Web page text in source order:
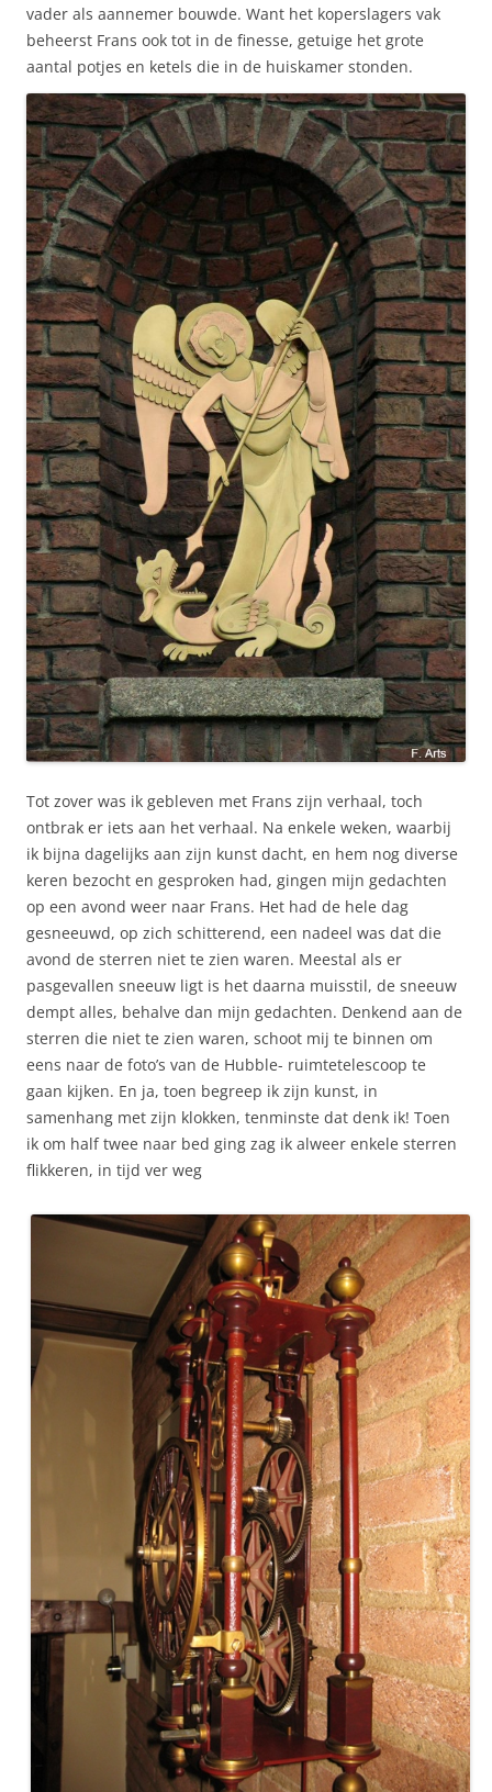
vader als aannemer bouwde. Want het koperslagers vak
beheerst Frans ook tot in de finesse, getuige het grote
aantal potjes en ketels die in de huiskamer stonden.
Tot zover was ik gebleven met Frans zijn verhaal, toch
ontbrak er iets aan het verhaal. Na enkele weken, waarbij
ik bijna dagelijks aan zijn kunst dacht, en hem nog diverse
keren bezocht en gesproken had, gingen mijn gedachten
op een avond weer naar Frans. Het had de hele dag
gesneeuwd, op zich schitterend, een nadeel was dat die
avond de sterren niet te zien waren. Meestal als er
pasgevallen sneeuw ligt is het daarna muisstil, de sneeuw
dempt alles, behalve dan mijn gedachten. Denkend aan de
sterren die niet te zien waren, schoot mij te binnen om
eens naar de foto’s van de Hubble- ruimtetelescoop te
gaan kijken. En ja, toen begreep ik zijn kunst, in
samenhang met zijn klokken, tenminste dat denk ik! Toen
ik om half twee naar bed ging zag ik alweer enkele sterren
flikkeren, in tijd ver weg